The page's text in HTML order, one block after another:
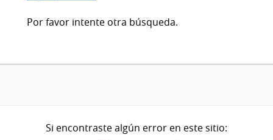
Por favor intente otra búsqueda.
Si encontraste algún error en este sitio: